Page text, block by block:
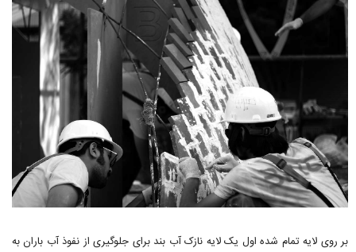
بر روی لایه تمام شده اول یک لایه نازک آب بند برای جلوگیری از نفوذ آب باران به